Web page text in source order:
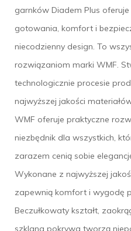
garnków Diadem Plus oferuje
gotowania, komfort i
niecodzienny design. To
rozwiązaniom marki WMF.
technologicznie procesie
najwyższej jakości
WMF oferuje praktyczne
niezbędnik dla wszystkich,
zarazem cenią sobie
Wykonane z najwyższej
zapewnią komfort i wygodę
Beczułkowaty kształt,
szklana pokrywa tworzą